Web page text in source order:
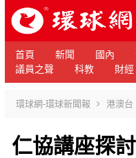
首頁 新聞 國內
議員之聲
科教 財經
環球網-環球新聞報 港澳台
仁協講座探